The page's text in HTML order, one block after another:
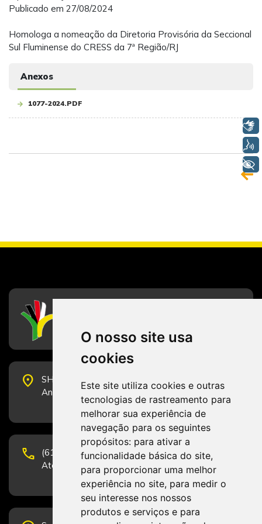
O nosso site usa
cookies
Este site utiliza cookies e outras
tecnologias de rastreamento para
melhorar sua experiência de
navegação para os seguintes
propósitos: para ativar a
funcionalidade básica do site,
para proporcionar uma melhor
experiência no site, para medir o
seu interesse nos nossos
produtos e serviços e para
Publicado em 27/08/2024
Homologa a nomeação da Diretoria Provisória da Seccional
Sul Fluminense do CRESS da 7ª Região/RJ
Anexos
1077-2024.PDF
place
SHS Quadra 6, Bloco E, Complexo Brasil 21, 20º
Andar, Sala 2001 - CEP 70322-915 - Brasília/DF
phone
(61) 3223-1652 e (61) 98131-3801.
Atendimento por telefone em horário comercial